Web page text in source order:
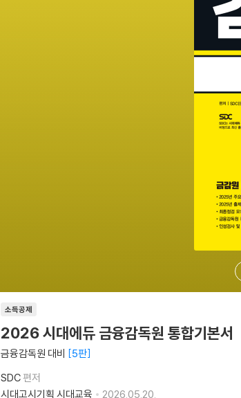
소득공제
2026 시대에듀 금융감독원 통합기본서
금융감독원 대비
5판
SDC편저
시대고시기획 시대교육
2026.05.20.